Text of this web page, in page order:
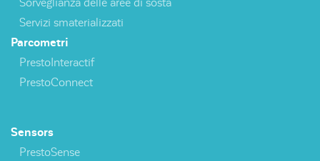
Sorveglianza delle aree di sosta
Servizi smaterializzati
Parcometri
PrestoInteractif
PrestoConnect
Sensors
PrestoSense